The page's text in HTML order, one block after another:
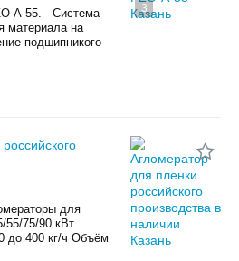
3
А-55. - Система
материала на
подшипникого
для
55/75/90 кВт
до 400 кг/ч Объём